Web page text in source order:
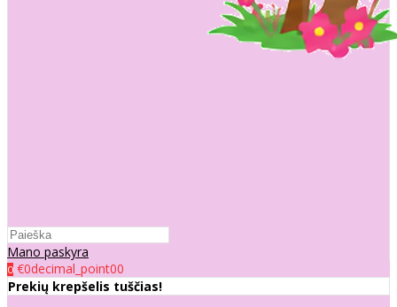
Mano paskyra
0 €0decimal_point00
Prekių krepšelis tuščias!